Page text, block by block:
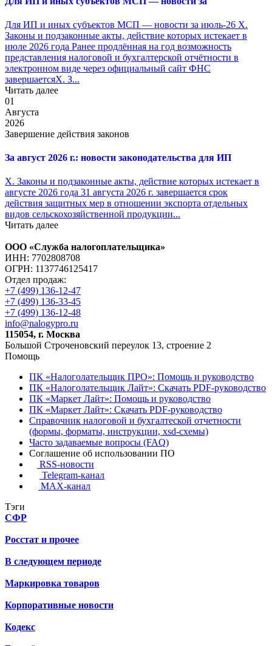
Для ИП и иных субъектов МСП — новости за июль-26 X.
Законы и подзаконные акты, действие которых истекает в
июле 2026 года Ранее продлённая на год возможность
представления налоговой и бухгалтерской отчётности в
электронном виде через официальный сайт ФНС
завершаетсяX. З...
Читать далее
01
Августа
2026
Завершение действия законов
За август 2026 г.: новости законодательства для ИП
X. Законы и подзаконные акты, действие которых истекает в
августе 2026 года 31 августа 2026 г. завершается срок
действия защитных мер в отношении экспорта отдельных
видов сельскохозяйственной продукции...
Читать далее
ООО «Служба налогоплательщика»
ИНН: 7702808708
ОГРН: 1137746125417
Отдел продаж:
+7 (499) 136-12-47
+7 (499) 136-33-45
+7 (499) 136-12-48
info@nalogypro.ru
115054, г. Москва
Большой Строченовский переулок 13, строение 2
Помощь
ПК «Налоголательщик ПРО»: Помощь и руководство
ПК «Налоголательщик Лайт»: Скачать PDF-руководство
ПК «Маркет Лайт»: Помощь и руководство
ПК «Маркет Лайт»: Скачать PDF-руководство
Справочник налоговой и бухгалтеской отчетности
(формы, форматы, инструкции, xsd-схемы)
Часто задаваемые вопросы (FAQ)
Соглашение об использовании ПО
RSS-новости
Telegram-канал
MAX-канал
Тэги
СФР
Росстат и прочее
В следующем периоде
Маркировка товаров
Корпоративные новости
Кодекс